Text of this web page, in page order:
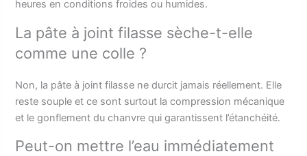
heures en conditions froides ou humides.
La pâte à joint filasse sèche-t-elle
comme une colle ?
Non, la pâte à joint filasse ne durcit jamais réellement. Elle
reste souple et ce sont surtout la compression mécanique
et le gonflement du chanvre qui garantissent l’étanchéité.
Peut-on mettre l’eau immédiatement